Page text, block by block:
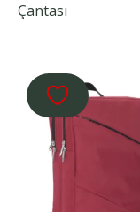
Çantası